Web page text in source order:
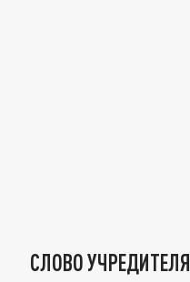
СЛОВО УЧРЕДИТЕЛЯ